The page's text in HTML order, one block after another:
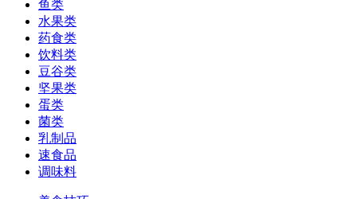
鱼类
水果类
药食类
饮料类
豆谷类
坚果类
蛋类
菌类
乳制品
速食品
调味料